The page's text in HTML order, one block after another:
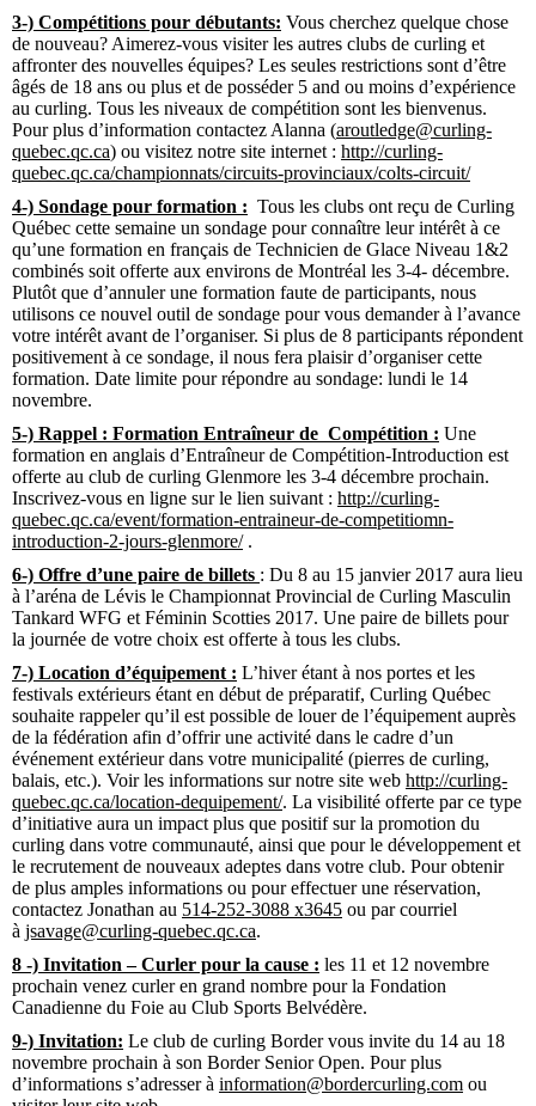
3-) Compétitions pour débutants: Vous cherchez quelque chose
de nouveau? Aimerez-vous visiter les autres clubs de curling et
affronter des nouvelles équipes? Les seules restrictions sont d’être
âgés de 18 ans ou plus et de posséder 5 and ou moins d’expérience
au curling. Tous les niveaux de compétition sont les bienvenus.
Pour plus d’information contactez Alanna (aroutledge@curling-
quebec.qc.ca) ou visitez notre site internet : http://curling-
quebec.qc.ca/championnats/circuits-provinciaux/colts-circuit/
4-) Sondage pour formation : Tous les clubs ont reçu de Curling
Québec cette semaine un sondage pour connaître leur intérêt à ce
qu’une formation en français de Technicien de Glace Niveau 1&2
combinés soit offerte aux environs de Montréal les 3-4- décembre.
Plutôt que d’annuler une formation faute de participants, nous
utilisons ce nouvel outil de sondage pour vous demander à l’avance
votre intérêt avant de l’organiser. Si plus de 8 participants répondent
positivement à ce sondage, il nous fera plaisir d’organiser cette
formation. Date limite pour répondre au sondage: lundi le 14
novembre.
5-) Rappel : Formation Entraîneur de Compétition : Une
formation en anglais d’Entraîneur de Compétition-Introduction est
offerte au club de curling Glenmore les 3-4 décembre prochain.
Inscrivez-vous en ligne sur le lien suivant : http://curling-
quebec.qc.ca/event/formation-entraineur-de-competitiomn-
introduction-2-jours-glenmore/.
6-) Offre d’une paire de billets : Du 8 au 15 janvier 2017 aura lieu
à l’aréna de Lévis le Championnat Provincial de Curling Masculin
Tankard WFG et Féminin Scotties 2017. Une paire de billets pour
la journée de votre choix est offerte à tous les clubs.
7-) Location d’équipement : L’hiver étant à nos portes et les
festivals extérieurs étant en début de préparatif, Curling Québec
souhaite rappeler qu’il est possible de louer de l’équipement auprès
de la fédération afin d’offrir une activité dans le cadre d’un
événement extérieur dans votre municipalité (pierres de curling,
balais, etc.). Voir les informations sur notre site web http://curling-
quebec.qc.ca/location-dequipement/. La visibilité offerte par ce type
d’initiative aura un impact plus que positif sur la promotion du
curling dans votre communauté, ainsi que pour le développement et
le recrutement de nouveaux adeptes dans votre club. Pour obtenir
de plus amples informations ou pour effectuer une réservation,
contactez Jonathan au 514-252-3088 x3645 ou par courriel
à jsavage@curling-quebec.qc.ca.
8 -) Invitation – Curler pour la cause : les 11 et 12 novembre
prochain venez curler en grand nombre pour la Fondation
Canadienne du Foie au Club Sports Belvédère.
9-) Invitation: Le club de curling Border vous invite du 14 au 18
novembre prochain à son Border Senior Open. Pour plus
d’informations s’adresser à information@bordercurling.com ou